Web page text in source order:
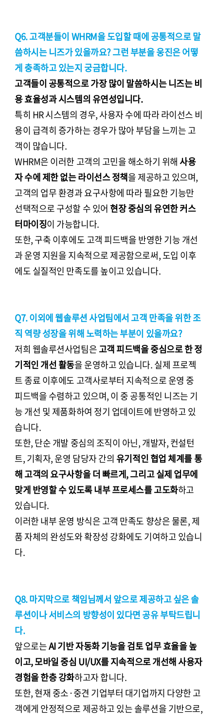
Q6. 고객분들이 WHRM을 도입할 때에 공통적으로 말
씀하시는 니즈가 있을까요? 그런 부분을 웅진은 어떻
게 충족하고 있는지 궁금합니다.
고객들이 공통적으로 가장 많이 말씀하시는 니즈는 비
용 효율성과 시스템의 유연성입니다.
특히 HR 시스템의 경우, 사용자 수에 따라 라이선스 비
용이 급격히 증가하는 경우가 많아 부담을 느끼는 고
객이 많습니다.
WHRM은 이러한 고객의 고민을 해소하기 위해사용
자 수에 제한 없는 라이선스 정책을 제공하고 있으며,
고객의 업무 환경과 요구사항에 따라 필요한 기능만
선택적으로 구성할 수 있어 현장 중심의 유연한 커스
터마이징이 가능합니다.
또한, 구축 이후에도 고객 피드백을 반영한 기능 개선
과 운영 지원을 지속적으로 제공함으로써, 도입 이후
에도 실질적인 만족도를 높이고 있습니다.
Q7. 이외에 웹솔루션 사업팀에서 고객 만족을 위한 조
직 역량 성장을 위해 노력하는 부분이 있을까요?
저희 웹솔루션사업팀은고객 피드백을 중심으로 한 정
기적인 개선 활동을 운영하고 있습니다. 실제 프로젝
트 종료 이후에도 고객사로부터 지속적으로 운영 중
피드백을 수렴하고 있으며, 이 중 공통적인 니즈는 기
능 개선 및 제품화하여 정기 업데이트에 반영하고 있
습니다.
또한, 단순 개발 중심의 조직이 아닌, 개발자, 컨설턴
트, 기획자, 운영 담당자 간의 유기적인 협업 체계를 통
해 고객의 요구사항을 더 빠르게, 그리고 실제 업무에
맞게 반영할 수 있도록 내부 프로세스를 고도화하고
있습니다.
이러한 내부 운영 방식은 고객 만족도 향상은 물론, 제
품 자체의 완성도와 확장성 강화에도 기여하고 있습니
다.
Q8. 마지막으로 책임님께서 앞으로 제공하고 싶은 솔
루션이나 서비스의 방향성이 있다면 공유 부탁드립니
다.
앞으로는AI 기반 자동화 기능을 검토 업무 효율을 높
이고, 모바일 중심 UI/UX를 지속적으로 개선해 사용자
경험을 한층 강화하고자 합니다.
또한, 현재 중소·중견 기업부터 대기업까지 다양한 고
객에게 안정적으로 제공하고 있는 솔루션을 기반으로,